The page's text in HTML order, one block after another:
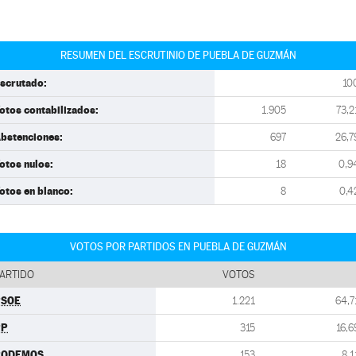
RESUMEN DEL ESCRUTINIO DE PUEBLA DE GUZMÁN
contabilizados: 1.905
697
nulos: 18
en blanco: 8
VOTOS POR PARTIDOS EN PUEBLA DE GUZMÁN
VOTOS
1.221
315